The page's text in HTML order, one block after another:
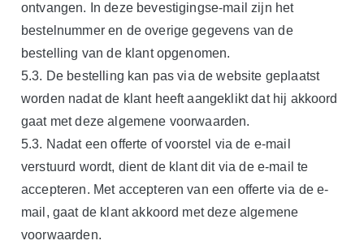
ontvangen. In deze bevestigingse-mail zijn het
bestelnummer en de overige gegevens van de
bestelling van de klant opgenomen.
5.3. De bestelling kan pas via de website geplaatst
worden nadat de klant heeft aangeklikt dat hij akkoord
gaat met deze algemene voorwaarden.
5.3. Nadat een offerte of voorstel via de e-mail
verstuurd wordt, dient de klant dit via de e-mail te
accepteren. Met accepteren van een offerte via de e-
mail, gaat de klant akkoord met deze algemene
voorwaarden.